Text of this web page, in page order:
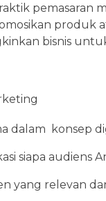
pemasaran
produk
bisnis
dalam konsep
siapa audiens
yang relevan